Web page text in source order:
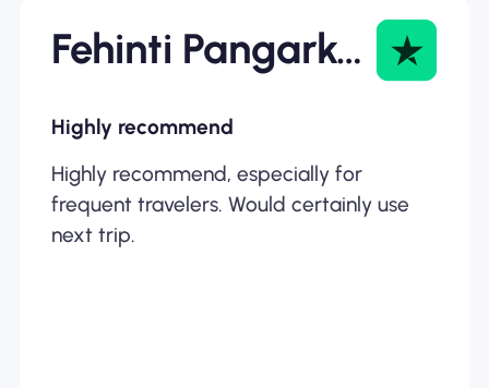
Fehinti Pangarkar
Highly recommend
Highly recommend, especially for
frequent travelers. Would certainly use
next trip.